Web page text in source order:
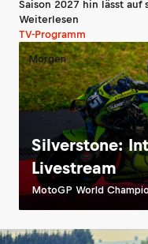
Saison 2027 hin lässt auf
Weiterlesen
TV-Programm
Morgen
Silverstone:
Livestream
MotoGP World